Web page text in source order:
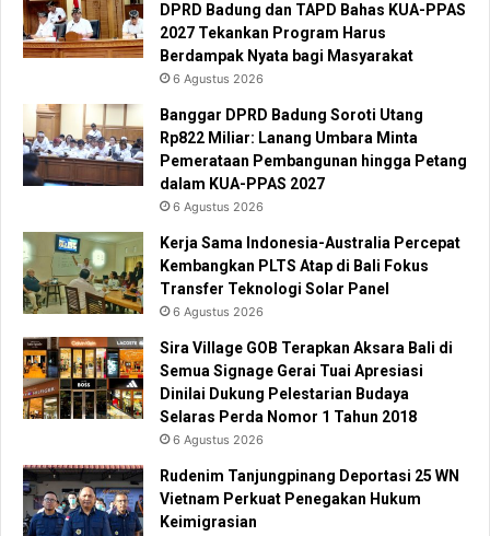
DPRD Badung dan TAPD Bahas KUA-PPAS
2027 Tekankan Program Harus
Berdampak Nyata bagi Masyarakat
6 Agustus 2026
Banggar DPRD Badung Soroti Utang
Rp822 Miliar: Lanang Umbara Minta
Pemerataan Pembangunan hingga Petang
dalam KUA-PPAS 2027
6 Agustus 2026
Kerja Sama Indonesia-Australia Percepat
Kembangkan PLTS Atap di Bali Fokus
Transfer Teknologi Solar Panel
6 Agustus 2026
Sira Village GOB Terapkan Aksara Bali di
Semua Signage Gerai Tuai Apresiasi
Dinilai Dukung Pelestarian Budaya
Selaras Perda Nomor 1 Tahun 2018
6 Agustus 2026
Rudenim Tanjungpinang Deportasi 25 WN
Vietnam Perkuat Penegakan Hukum
Keimigrasian